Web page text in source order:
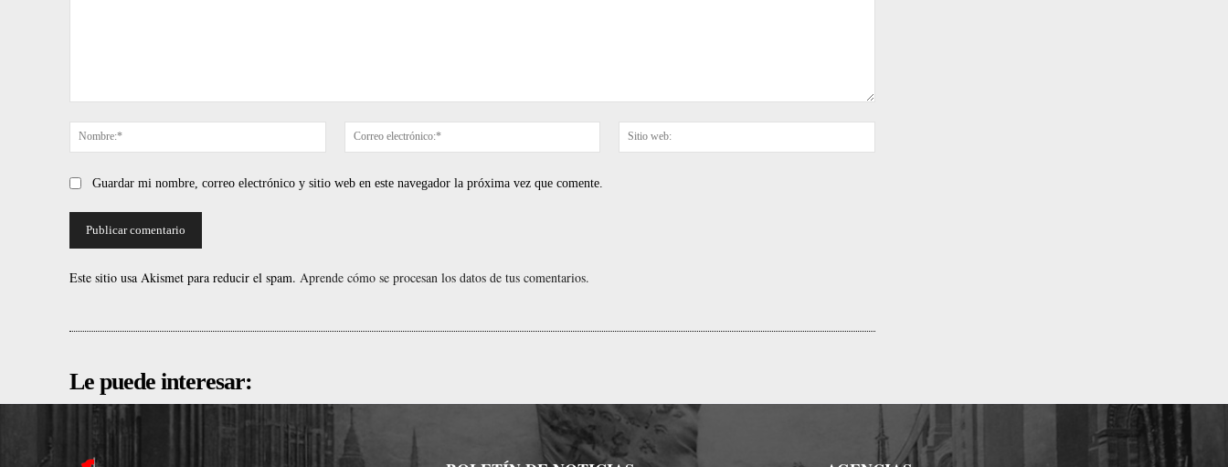
Nombre:*
Correo
electrónico:*
web:
Guardar mi nombre, correo electrónico y sitio web en este navegador la próxima vez que comente.
Este sitio usa Akismet para reducir el spam. Aprende cómo se procesan los datos de tus comentarios.
Le puede interesar: